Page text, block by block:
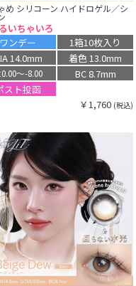
め シリコーン ハイドロゲル／シ
いちゃいろ
ワンデー
1箱10枚入り
14.0mm
着色 13.0mm
〜-8.00
BC 8.7mm
スト投函
￥1,760 (税込)